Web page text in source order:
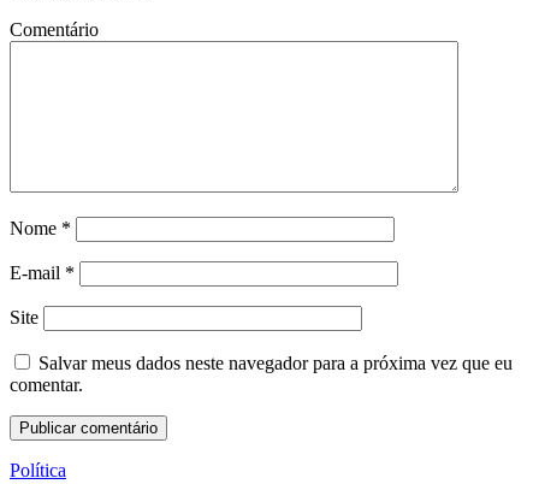
Comentário
Nome *
E-mail *
Site
Salvar meus dados neste navegador para a próxima vez que eu
comentar.
Política